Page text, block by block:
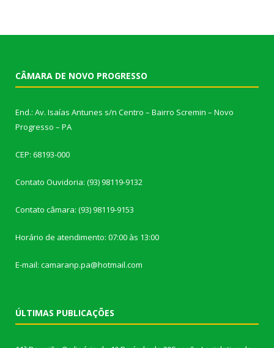
CÂMARA DE NOVO PROGRESSO
End.: Av. Isaías Antunes s/n Centro – Bairro Scremin – Novo
Progresso – PA
CEP: 68193-000
Contato Ouvidoria: (93) 98119-9132
Contato câmara: (93) 98119-9153
Horário de atendimento: 07:00 às 13:00
E-mail: camaranp.pa@hotmail.com
ÚLTIMAS PUBLICAÇÕES